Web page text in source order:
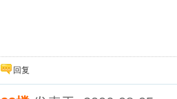
回复